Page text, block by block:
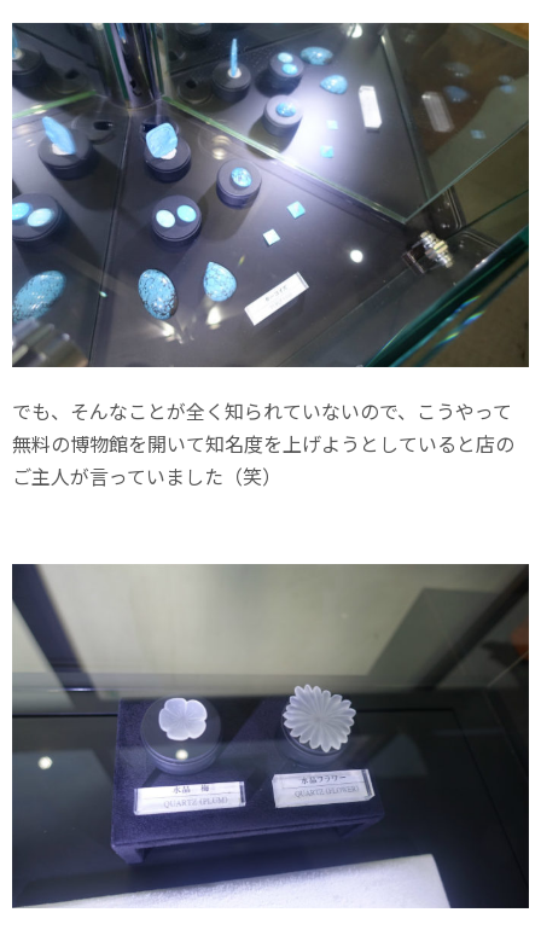
でも、そんなことが全く知られていないので、こうやって
無料の博物館を開いて知名度を上げようとしていると店の
ご主人が言っていました（笑）